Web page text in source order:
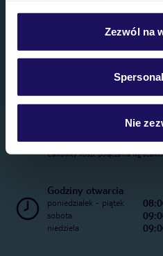
personalizować swój wybór
Szczegółowe informacje o
Zezwól na
Nie
Telefoniczne Centrum
22 270 31 20
Całkowity koszt połączenia wg
Godziny otwarcia
poniedziałek - piątek
sobota
niedziela